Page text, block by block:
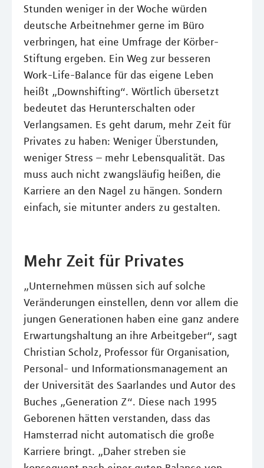
Stunden weniger in der Woche würden
deutsche Arbeitnehmer gerne im Büro
verbringen, hat eine Umfrage der Körber-
Stiftung ergeben. Ein Weg zur besseren
Work-Life-Balance für das eigene Leben
heißt „Downshifting“. Wörtlich übersetzt
bedeutet das Herunterschalten oder
Verlangsamen. Es geht darum, mehr Zeit für
Privates zu haben: Weniger Überstunden,
weniger Stress – mehr Lebensqualität. Das
muss auch nicht zwangsläufig heißen, die
Karriere an den Nagel zu hängen. Sondern
einfach, sie mitunter anders zu gestalten.
Mehr Zeit für Privates
„Unternehmen müssen sich auf solche
Veränderungen einstellen, denn vor allem die
jungen Generationen haben eine ganz andere
Erwartungshaltung an ihre Arbeitgeber“, sagt
Christian Scholz, Professor für Organisation,
Personal- und Informationsmanagement an
der Universität des Saarlandes und Autor des
Buches „Generation Z“. Diese nach 1995
Geborenen hätten verstanden, dass das
Hamsterrad nicht automatisch die große
Karriere bringt. „Daher streben sie